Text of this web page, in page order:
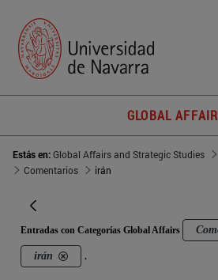
GLOBAL
Estás en:Global Affairs and Strategic Studies
Comentarios
irán
Entradas con Categorías Global Affairs
irán .